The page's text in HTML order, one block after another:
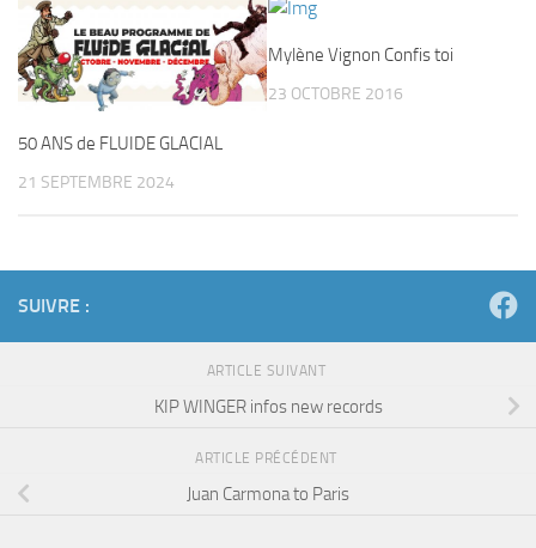
50 ANS de FLUIDE GLACIAL
21 SEPTEMBRE 2024
Mylène Vignon Confis toi
23 OCTOBRE 2016
SUIVRE :
ARTICLE SUIVANT
KIP WINGER infos new records
ARTICLE PRÉCÉDENT
Juan Carmona to Paris